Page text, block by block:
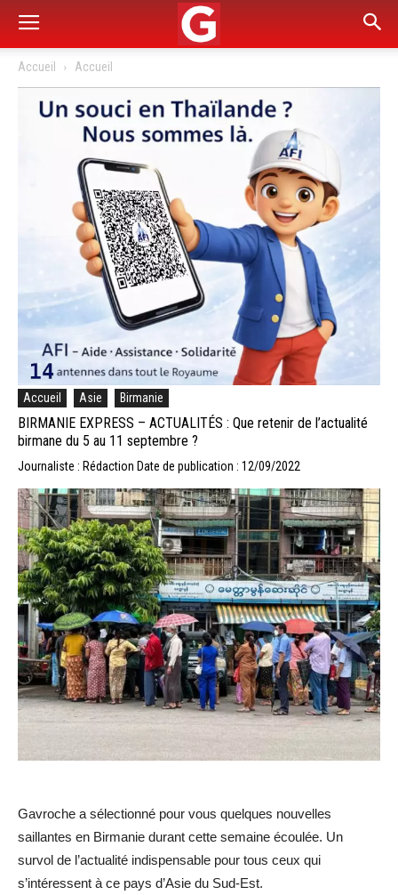
Accueil Accueil
Accueil Asie Birmanie
BIRMANIE EXPRESS – ACTUALITÉS : Que retenir de l’actualité
birmane du 5 au 11 septembre ?
Journaliste : Rédaction Date de publication : 12/09/2022
Gavroche a sélectionné pour vous quelques nouvelles
saillantes en Birmanie durant cette semaine écoulée. Un
survol de l’actualité indispensable pour tous ceux qui
s’intéressent à ce pays d’Asie du Sud-Est.